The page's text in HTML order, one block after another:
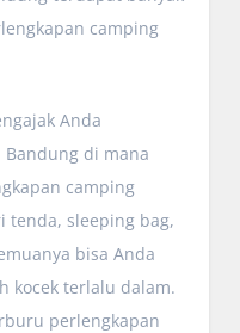
camping
Anda
di mana
camping
tenda, sleeping bag,
bisa Anda
kocek terlalu dalam.
perlengkapan